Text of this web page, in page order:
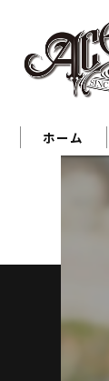
ホーム